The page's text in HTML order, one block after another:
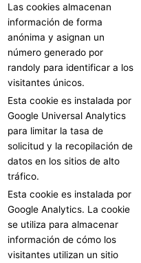
Las cookies almacenan
información de forma
anónima y asignan un
número generado por
randoly para identificar a los
visitantes únicos.
Esta cookie es instalada por
Google Universal Analytics
para limitar la tasa de
solicitud y la recopilación de
datos en los sitios de alto
tráfico.
Esta cookie es instalada por
Google Analytics. La cookie
se utiliza para almacenar
información de cómo los
visitantes utilizan un sitio